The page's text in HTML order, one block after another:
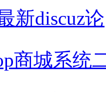
新discuz论
商城系统